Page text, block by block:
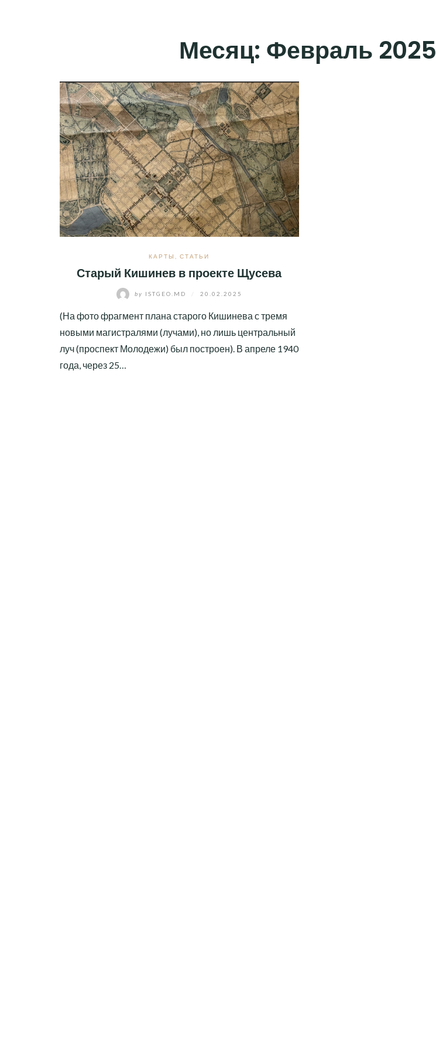
Месяц: Февраль 2025
КАРТЫ ,СТАТЬИ
Старый Кишинев в проекте Щусева
by ISTGEO.MD 20.02.2025
(На фото фрагмент плана старого Кишинева с тремя
новыми магистралями (лучами), но лишь центральный
луч (проспект Молодежи) был построен). В апреле 1940
года, через 25…